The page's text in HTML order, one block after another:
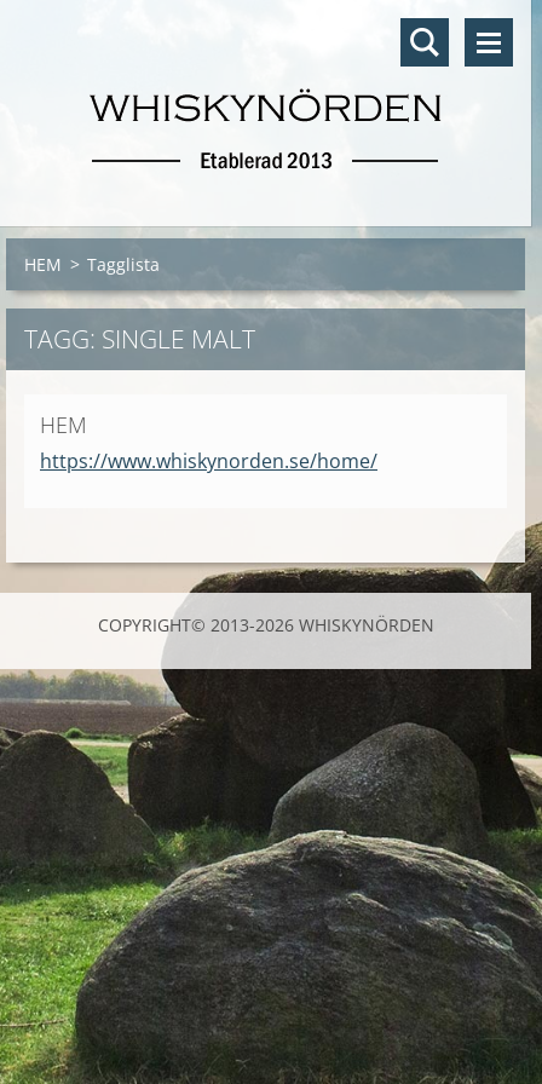
HEM > Tagglista
TAGG: SINGLE MALT
HEM
https://www.whiskynorden.se/home/
COPYRIGHT© 2013-2026 WHISKYNÖRDEN